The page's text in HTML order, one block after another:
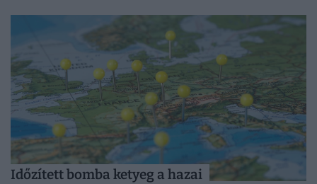
Időzített bomba ketyeg a hazai